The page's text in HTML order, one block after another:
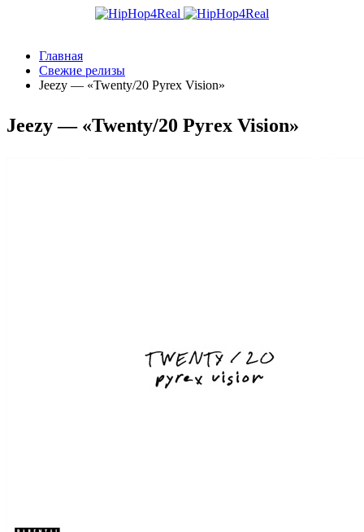
Главная
Свежие релизы
Jeezy — «Twenty/20 Pyrex Vision»
Jeezy — «Twenty/20 Pyrex Vision»